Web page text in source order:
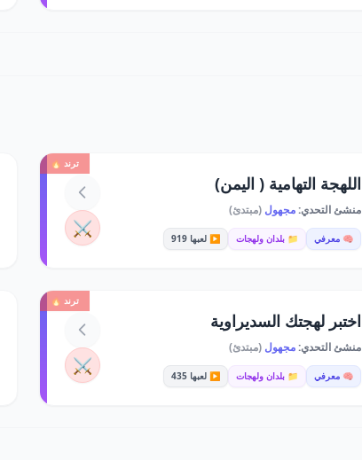
ترند 🔥
اللهجة التهامية ( اليمن)
منشئ التحدي:مجهول(مبتدئ)
🧠 معرفي 📁 بلدان ولهجات ▶️ لعبها 919 ⚔️
ترند 🔥
اختبر لهجتك السديراوية
منشئ التحدي:مجهول(مبتدئ)
🧠 معرفي 📁 بلدان ولهجات ▶️ لعبها 435 ⚔️